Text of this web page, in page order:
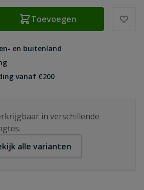
Toevoegen
en buitenland
vanaf €200
in verschillende
alle varianten